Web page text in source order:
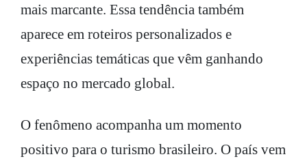
mais marcante. Essa tendência também
aparece em roteiros personalizados e
experiências temáticas que vêm ganhando
espaço no mercado global.
O fenômeno acompanha um momento
positivo para o turismo brasileiro. O país vem